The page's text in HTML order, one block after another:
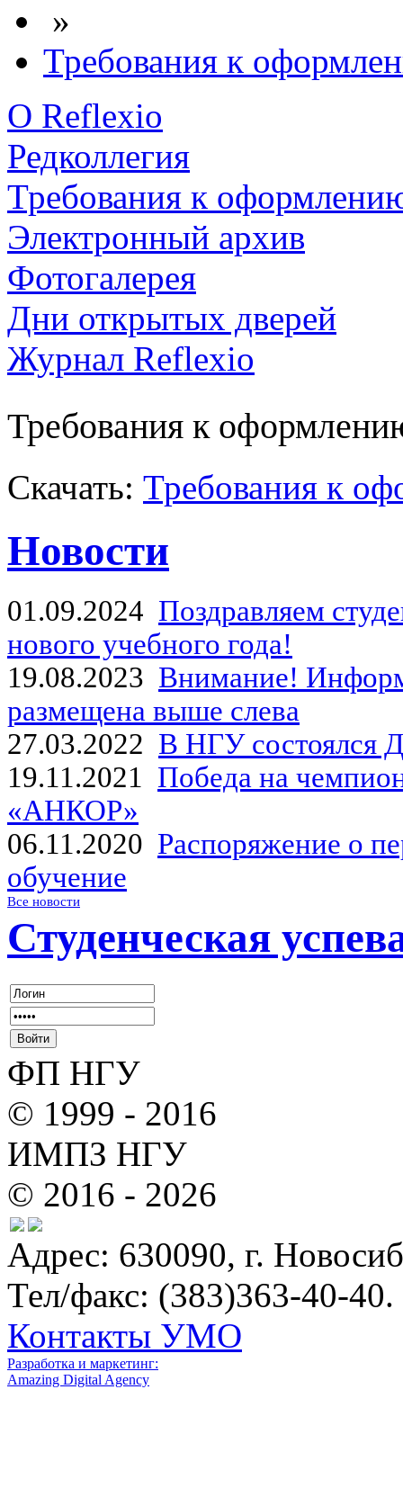
»
Требования к
О Reflexio
Редколлегия
Требования к
Электронный архив
Фотогалерея
Дни открытых дверей
Журнал Reflexio
Требования к
Скачать: Требования к
Новости
01.09.2024 Поздравляем
нового учебного года!
19.08.2023 Внимание!
размещена выше слева
27.03.2022 В НГУ состоялся
19.11.2021 Победа на
«АНКОР»
06.11.2020 Распоряжение о
обучение
Все новости
Студенческая
ФП НГУ
© 1999 - 2016
ИМПЗ НГУ
© 2016 - 2026
Адрес: 630090, г.
Тел/факс: (383)363-40-40.
Контакты УМО
Разработка и маркетинг:
Amazing Digital Agency